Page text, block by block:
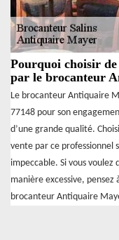
Pourquoi choisir
par le brocanteur
Le brocanteur Antiquaire
77148 pour son
d’une grande qualité.
vente par ce professionnel
impeccable. Si vous voulez
manière excessive,
brocanteur Antiquaire